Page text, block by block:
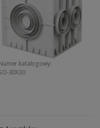
katalogowy:
30X30